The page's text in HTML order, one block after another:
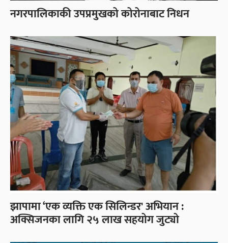
नगरपालिकाकी उपप्रमुखको कोरोनाबाट निधन
झापामा ‘एक व्यक्ति एक सिलिन्डर' अभियान :
अक्सिजनका लागि २५ लाख सहयोग जुट्यो